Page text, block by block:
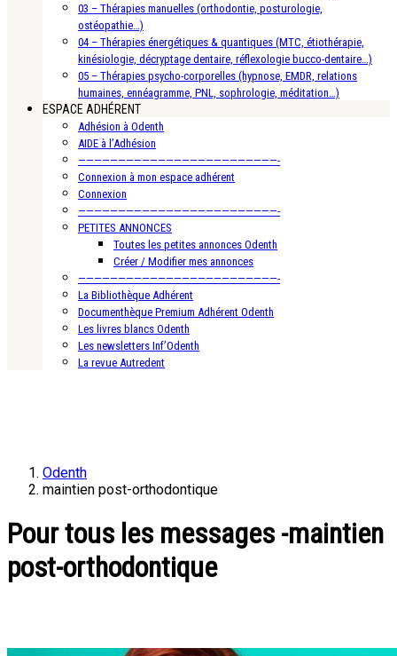
03 – Thérapies manuelles (orthodontie, posturologie,
ostéopathie…)
04 – Thérapies énergétiques & quantiques (MTC, étiothérapie,
kinésiologie, décryptage dentaire, réflexologie bucco-dentaire…)
05 – Thérapies psycho-corporelles (hypnose, EMDR, relations
humaines, ennéagramme, PNL, sophrologie, méditation…)
ESPACE ADHÉRENT
Adhésion à Odenth
AIDE à l’Adhésion
—————————————————————————-
Connexion à mon espace adhérent
Connexion
—————————————————————————-
PETITES ANNONCES
Toutes les petites annonces Odenth
Créer / Modifier mes annonces
—————————————————————————-
La Bibliothèque Adhérent
Documenthèque Premium Adhérent Odenth
Les livres blancs Odenth
Les newsletters Inf’Odenth
La revue Autredent
Odenth
maintien post-orthodontique
Pour tous les messages -maintien
post-orthodontique